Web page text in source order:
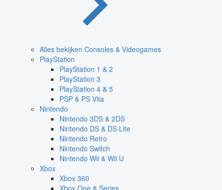
Alles bekijken Consoles & Videogames
PlayStation
PlayStation 1 & 2
PlayStation 3
PlayStation 4 & 5
PSP & PS Vita
Nintendo
Nintendo 3DS & 2DS
Nintendo DS & DS Lite
Nintendo Retro
Nintendo Switch
Nintendo Wii & Wii U
Xbox
Xbox 360